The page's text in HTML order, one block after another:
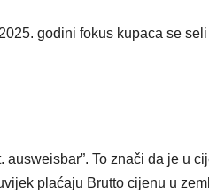
godini fokus kupaca se
To znači da je u
plaćaju Brutto cijenu u